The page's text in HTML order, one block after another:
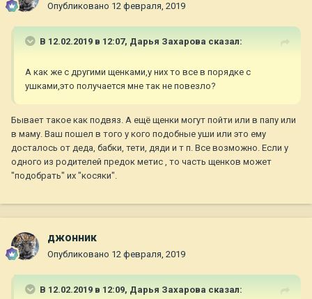
Опубликовано 12 февраля, 2019
В 12.02.2019 в 12:07, Дарья Захарова сказал:
А как же с другими щенками,у них то все в порядке с
ушками,это получается мне так не повезло?
Бывает такое как подвяз. А ещё щенки могут пойти или в папу или
в маму. Ваш пошел в того у кого подобные уши или это ему
досталось от деда, бабки, тети, дяди и т п. Все возможно. Если у
одного из родителей предок метис , то часть щенков может
"подобрать" их "косяки".
джонник
Опубликовано 12 февраля, 2019
В 12.02.2019 в 12:09, Дарья Захарова сказал: